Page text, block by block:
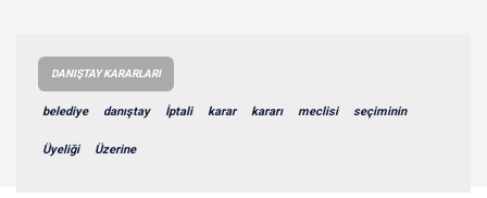
DANIŞTAY KARARLARI
belediye danıştay İptali karar kararı meclisi seçiminin
Üyeliği Üzerine